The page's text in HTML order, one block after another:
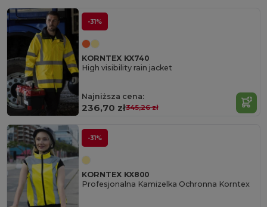
-31%
KORNTEX KX740
High visibility rain jacket
Najniższa cena:
236,70 zł345,26 zł
-31%
KORNTEX KX800
Profesjonalna Kamizelka Ochronna Korntex